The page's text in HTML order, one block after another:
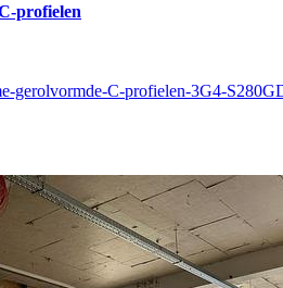
profielen
gerolvormde-C-profielen-3G4-